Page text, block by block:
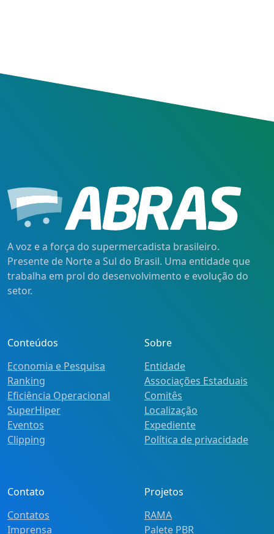
A voz e a força do supermercadista brasileiro.
Presente de Norte a Sul do Brasil. Uma entidade que
trabalha em prol do desenvolvimento e evolução do
setor.
Conteúdos
Economia e Pesquisa
Ranking
Eficiência Operacional
SuperHiper
Eventos
Clipping
Sobre
Entidade
Associações Estaduais
Comitês
Localização
Expediente
Política de privacidade
Contato
Contatos
Imprensa
Projetos
RAMA
Palete PBR